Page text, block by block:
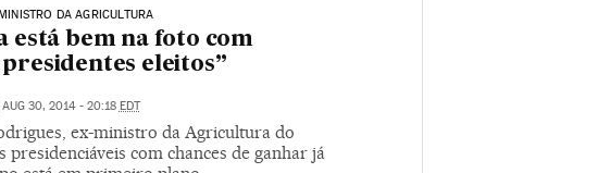
DA AGRICULTURA
está bem na foto com
eleitos”
AUG 30, 2014 - 20:18 EDT
ex-ministro da Agricultura do
presidenciáveis com chances de ganhar já